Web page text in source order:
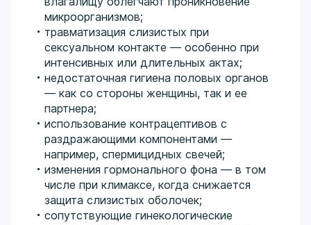
микроорганизмов;
травматизация слизистых при
сексуальном контакте — особенно при
интенсивных или длительных актах;
недостаточная гигиена половых органов
— как со стороны женщины, так и ее
партнера;
использование контрацептивов с
раздражающими компонентами —
например, спермицидных свечей;
изменения гормонального фона — в том
числе при климаксе, когда снижается
защита слизистых оболочек;
сопутствующие гинекологические